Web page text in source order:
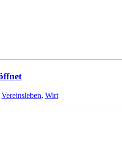
Vereinsleben, Wirt